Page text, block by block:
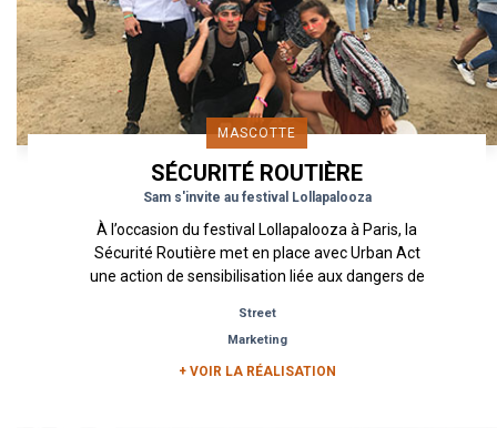
MASCOTTE
SÉCURITÉ ROUTIÈRE
Sam s'invite au festival Lollapalooza
À l’occasion du festival Lollapalooza à Paris, la
Sécurité Routière met en place avec Urban Act
une action de sensibilisation liée aux dangers de
Street
Marketing
+ VOIR LA RÉALISATION